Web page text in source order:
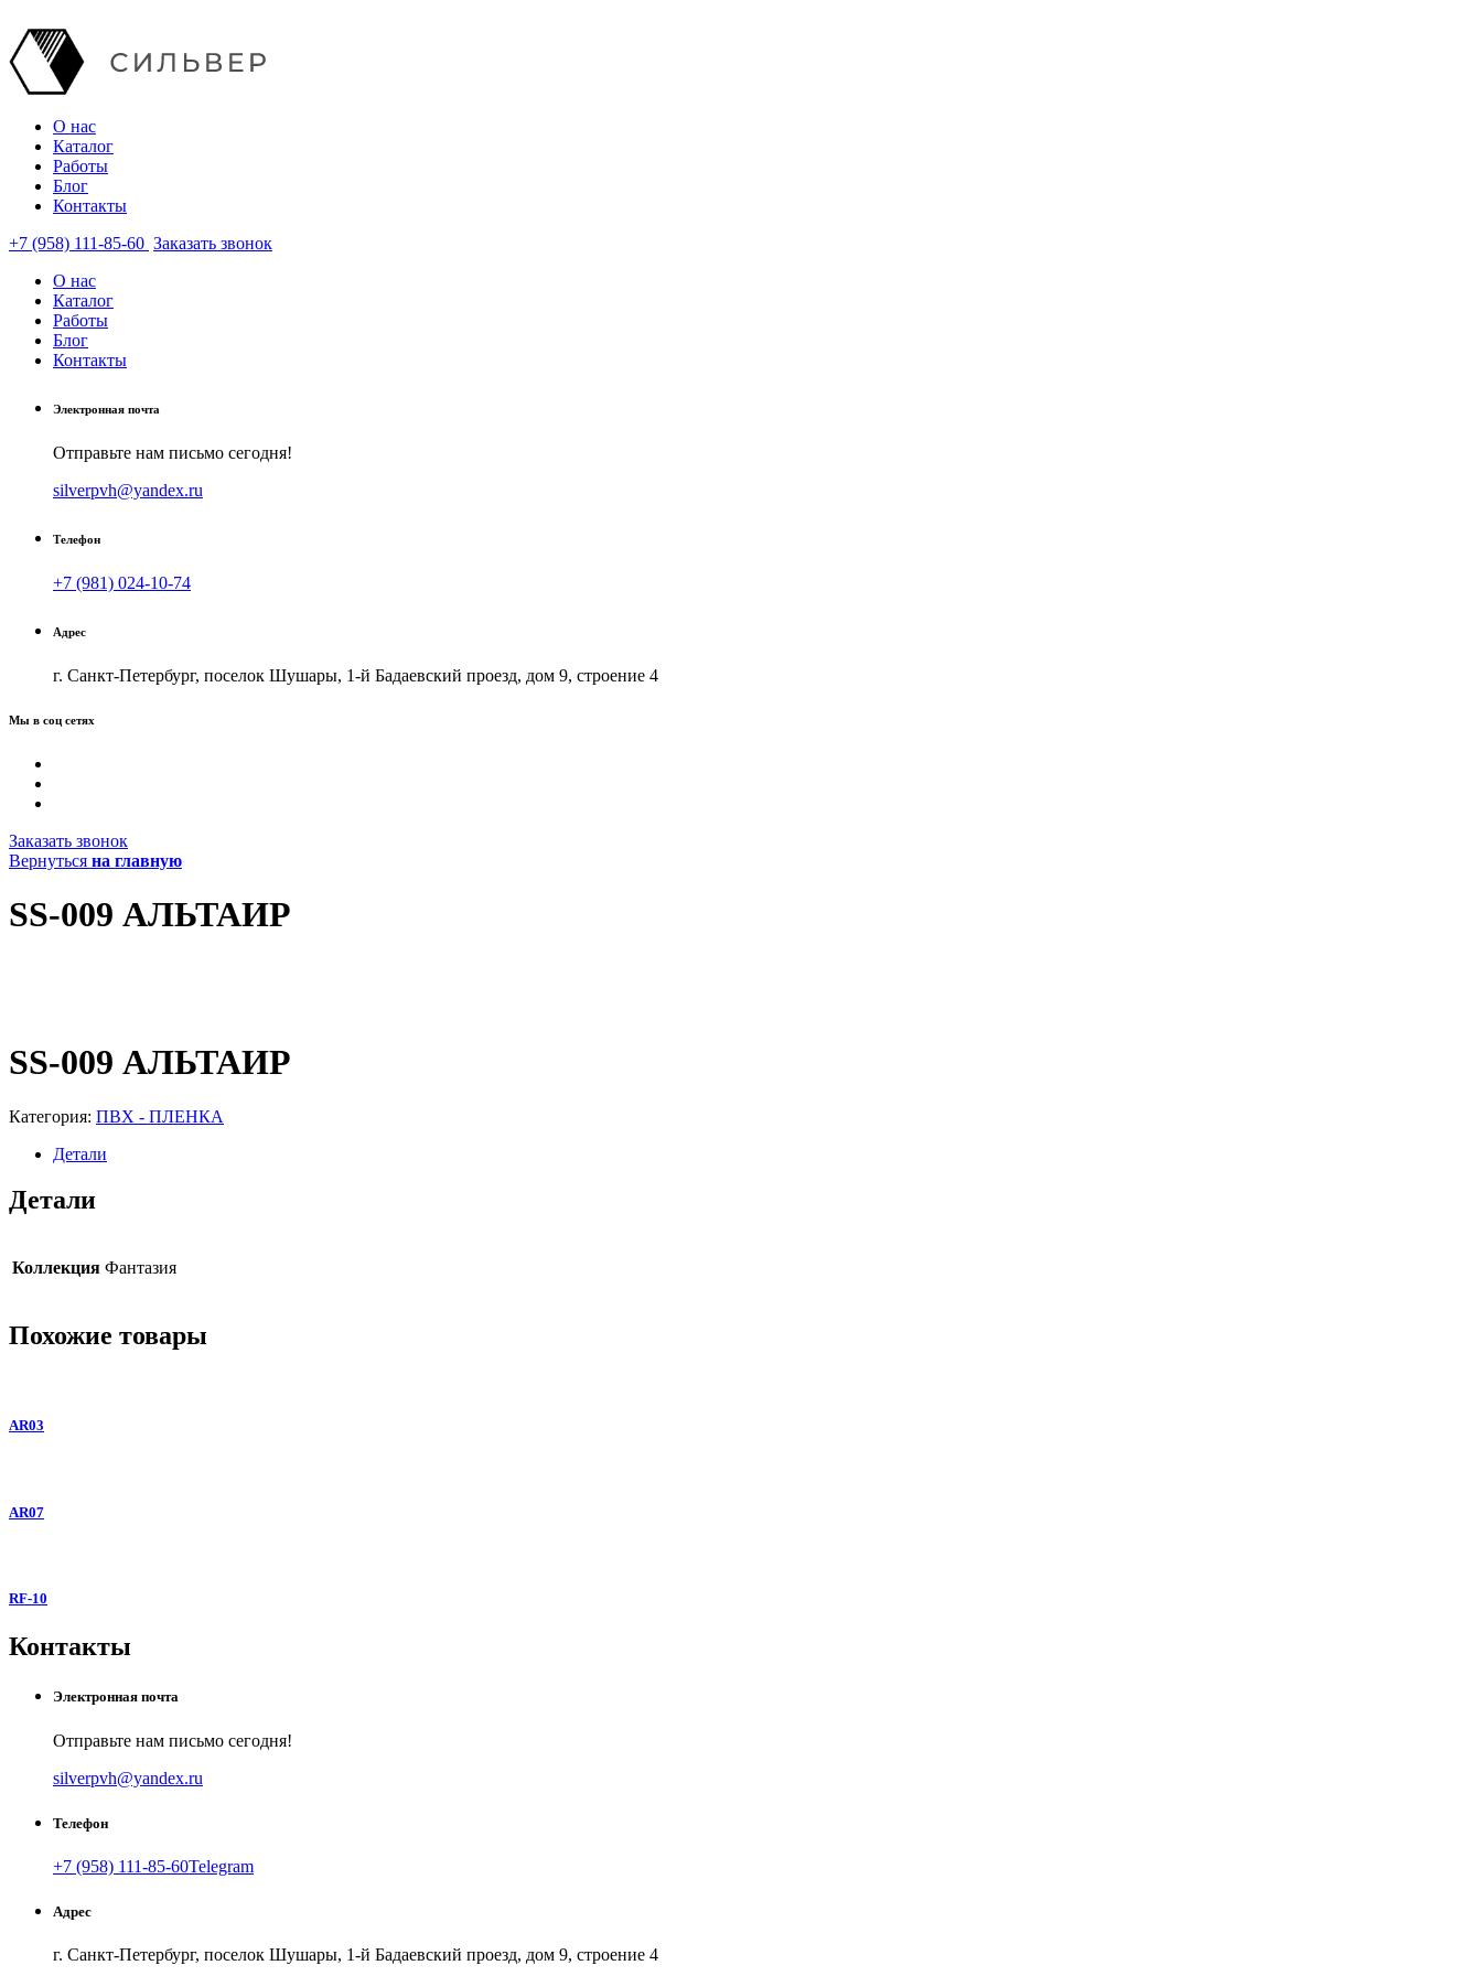
О нас
Каталог
Работы
Блог
Контакты
+7 (958) 111-85-60 Заказать звонок
О нас
Каталог
Работы
Блог
Контакты
Электронная почта
Отправьте нам письмо сегодня!
silverpvh@yandex.ru
Телефон
+7 (981) 024-10-74
Адрес
г. Санкт-Петербург, поселок Шушары, 1-й Бадаевский проезд, дом 9, строение 4
Мы в соц сетях
Заказать звонок
Вернуться на главную
SS-009 АЛЬТАИР
SS-009 АЛЬТАИР
Категория: ПВХ - ПЛЕНКА
Детали
Детали
Коллекция Фантазия
Похожие товары
AR03
AR07
RF-10
Контакты
Электронная почта
Отправьте нам письмо сегодня!
silverpvh@yandex.ru
Телефон
+7 (958) 111-85-60Telegram
Адрес
г. Санкт-Петербург, поселок Шушары, 1-й Бадаевский проезд, дом 9, строение 4
Как добраться
г. Санкт-Петербург, поселок Шушары, 1-й Бадаевский проезд, дом 9, строение 4